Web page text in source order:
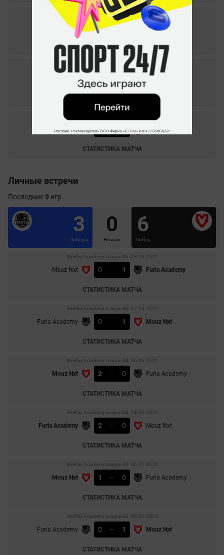
Pinnacle Cup II. 11.07.2021
Young Ninjas 0 – 2 Mouz Nxt
СТАТИСТИКА МАТЧА
Pinnacle Cup II. 08.07.2021
Lyngby Vikings
Skade 2 – 0 Mouz Nxt
СТАТИСТИКА МАТЧА
Личные встречи
Последние9 игр
3
Победы
0
Ничьих
6
Побед
WePlay Academy League S6. 28.10.2022
Mouz Nxt 0 – 1 Furia Academy
СТАТИСТИКА МАТЧА
WePlay Academy League S6. 17.10.2022
Furia Academy 0 – 1 Mouz Nxt
СТАТИСТИКА МАТЧА
WePlay Academy League S4. 26.06.2022
Mouz Nxt 2 – 0 Furia Academy
СТАТИСТИКА МАТЧА
WePlay Academy League S4. 24.06.2022
Furia Academy 2 – 0 Mouz Nxt
СТАТИСТИКА МАТЧА
WePlay Academy League S3. 06.01.2022
Mouz Nxt 1 – 0 Furia Academy
СТАТИСТИКА МАТЧА
WePlay Academy League S3. 06.01.2022
Furia Academy 0 – 1 Mouz Nxt
СТАТИСТИКА МАТЧА